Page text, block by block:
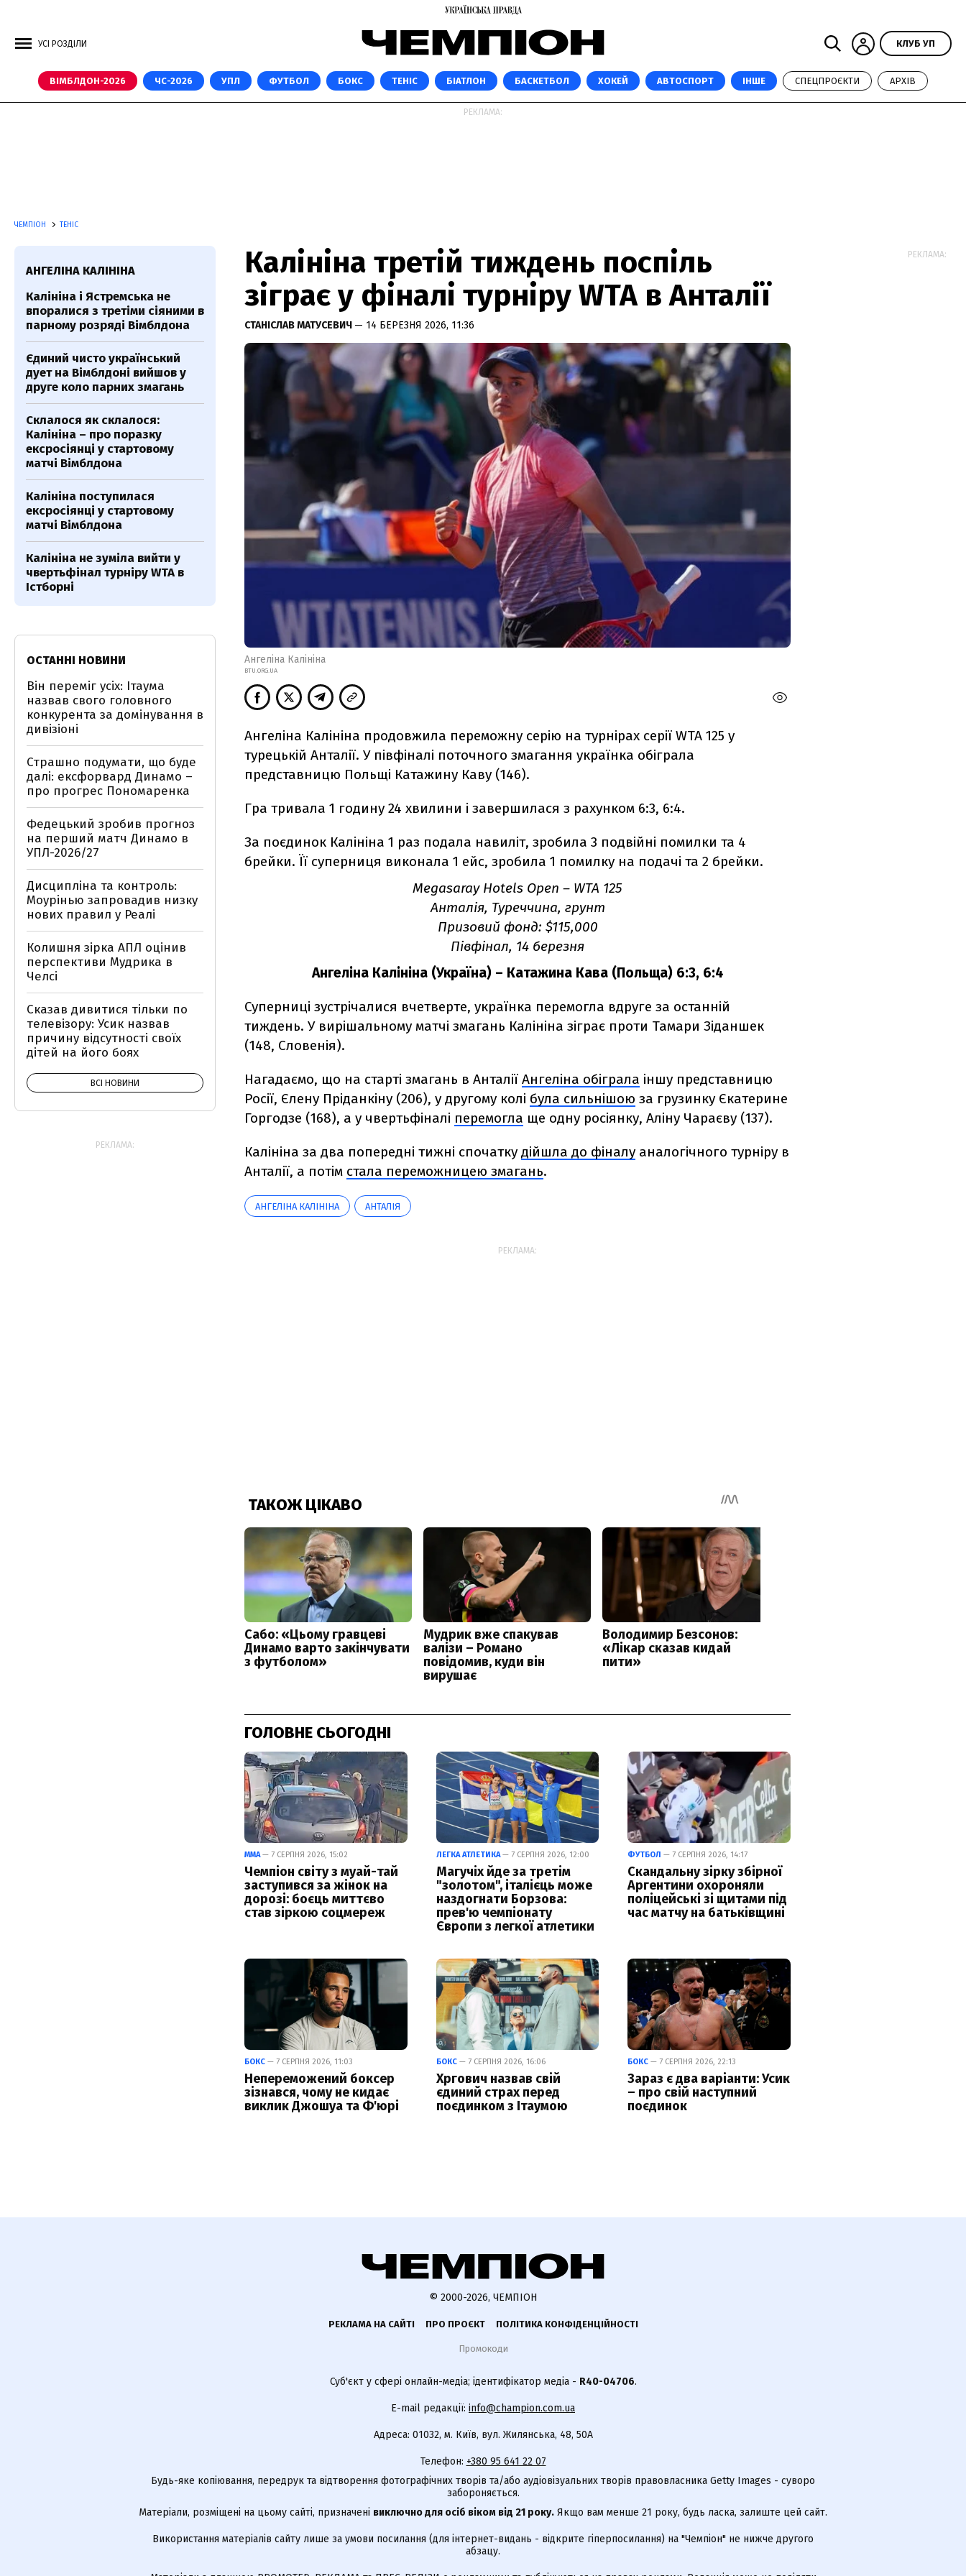
УСІ РОЗДІЛИ КЛУБ УП
ВІМБЛДОН-2026 ЧС-2026 УПЛ ФУТБОЛ БОКС ТЕНІС БІАТЛОН БАСКЕТБОЛ ХОКЕЙ АВТОСПОРТ ІНШЕ СПЕЦПРОЄКТИ АРХІВ
РЕКЛАМА:
ЧЕМПІОН ТЕНІС
Калініна третій тиждень поспіль
зіграє у фіналі турніру WTA в Анталії
СТАНІСЛАВ МАТУСЕВИЧ — 14 БЕРЕЗНЯ 2026, 11:36
Ангеліна Калініна
BTU.ORG.UA
Ангеліна Калініна продовжила переможну серію на турнірах серії WTA 125 у
турецькій Анталії. У півфіналі поточного змагання українка обіграла
представницю Польщі Катажину Каву (146).
Гра тривала 1 годину 24 хвилини і завершилася з рахунком 6:3, 6:4.
За поєдинок Калініна 1 раз подала навиліт, зробила 3 подвійні помилки та 4
брейки. Її суперниця виконала 1 ейс, зробила 1 помилку на подачі та 2 брейки.
Megasaray Hotels Open – WTA 125
Анталія, Туреччина, грунт
Призовий фонд: $115,000
Півфінал, 14 березня
Ангеліна Калініна (Україна) – Катажина Кава (Польща) 6:3, 6:4
Суперниці зустрічалися вчетверте, українка перемогла вдруге за останній
тиждень. У вирішальному матчі змагань Калініна зіграє проти Тамари Зіданшек
(148, Словенія).
Нагадаємо, що на старті змагань в Анталії Ангеліна обіграла іншу представницю
Росії, Єлену Пріданкіну (206), у другому колі була сильнішою за грузинку Єкатерине
Горгодзе (168), а у чвертьфіналі перемогла ще одну росіянку, Аліну Чараєву (137).
Калініна за два попередні тижні спочатку дійшла до фіналу аналогічного турніру в
Анталії, а потім стала переможницею змагань.
АНГЕЛІНА КАЛІНІНА АНТАЛІЯ
РЕКЛАМА:
ГОЛОВНЕ СЬОГОДНІ
ММА— 7 СЕРПНЯ 2026, 15:02
Чемпіон світу з муай-тай
заступився за жінок на
дорозі: боєць миттєво
став зіркою соцмереж
ЛЕГКА АТЛЕТИКА— 7 СЕРПНЯ 2026, 12:00
Магучіх йде за третім
"золотом", італієць може
наздогнати Борзова:
прев'ю чемпіонату
Європи з легкої атлетики
ФУТБОЛ — 7 СЕРПНЯ 2026, 14:17
Скандальну зірку збірної
Аргентини охороняли
поліцейські зі щитами під
час матчу на батьківщині
БОКС — 7 СЕРПНЯ 2026, 11:03
Непереможений боксер
зізнався, чому не кидає
виклик Джошуа та Ф'юрі
БОКС— 7 СЕРПНЯ 2026, 16:06
Хргович назвав свій
єдиний страх перед
поєдинком з Ітаумою
БОКС — 7 СЕРПНЯ 2026, 22:13
Зараз є два варіанти: Усик
– про свій наступний
поєдинок
АНГЕЛІНА КАЛІНІНА
Калініна і Ястремська не
впоралися з третіми сіяними в
парному розряді Вімблдона
Єдиний чисто український
дует на Вімблдоні вийшов у
друге коло парних змагань
Склалося як склалося:
Калініна – про поразку
ексросіянці у стартовому
матчі Вімблдона
Калініна поступилася
ексросіянці у стартовому
матчі Вімблдона
Калініна не зуміла вийти у
чвертьфінал турніру WTA в
Істборні
ОСТАННІ НОВИНИ
Він переміг усіх: Ітаума
назвав свого головного
конкурента за домінування в
дивізіоні
Страшно подумати, що буде
далі: ексфорвард Динамо –
про прогрес Пономаренка
Федецький зробив прогноз
на перший матч Динамо в
УПЛ-2026/27
Дисципліна та контроль:
Моурінью запровадив низку
нових правил у Реалі
Колишня зірка АПЛ оцінив
перспективи Мудрика в
Челсі
Сказав дивитися тільки по
телевізору: Усик назвав
причину відсутності своїх
дітей на його боях
ВСІ НОВИНИ
РЕКЛАМА:
РЕКЛАМА:
© 2000-2026, ЧЕМПІОН
РЕКЛАМА НА САЙТІ ПРО ПРОЄКТ ПОЛІТИКА КОНФІДЕНЦІЙНОСТІ
Промокоди
Суб'єкт у сфері онлайн-медіа; ідентифікатор медіа - R40-04706.
E-mail редакції: info@champion.com.ua
Адреса: 01032, м. Київ, вул. Жилянська, 48, 50А
Телефон: +380 95 641 22 07
Будь-яке копіювання, передрук та відтворення фотографічних творів та/або аудіовізуальних творів правовласника Getty Images - суворо
забороняється.
Матеріали, розміщені на цьому сайті, призначені виключно для осіб віком від 21 року. Якщо вам менше 21 року, будь ласка, залиште цей сайт.
Використання матеріалів сайту лише за умови посилання (для інтернет-видань - відкрите гіперпосилання) на "Чемпіон" не нижче другого
абзацу.